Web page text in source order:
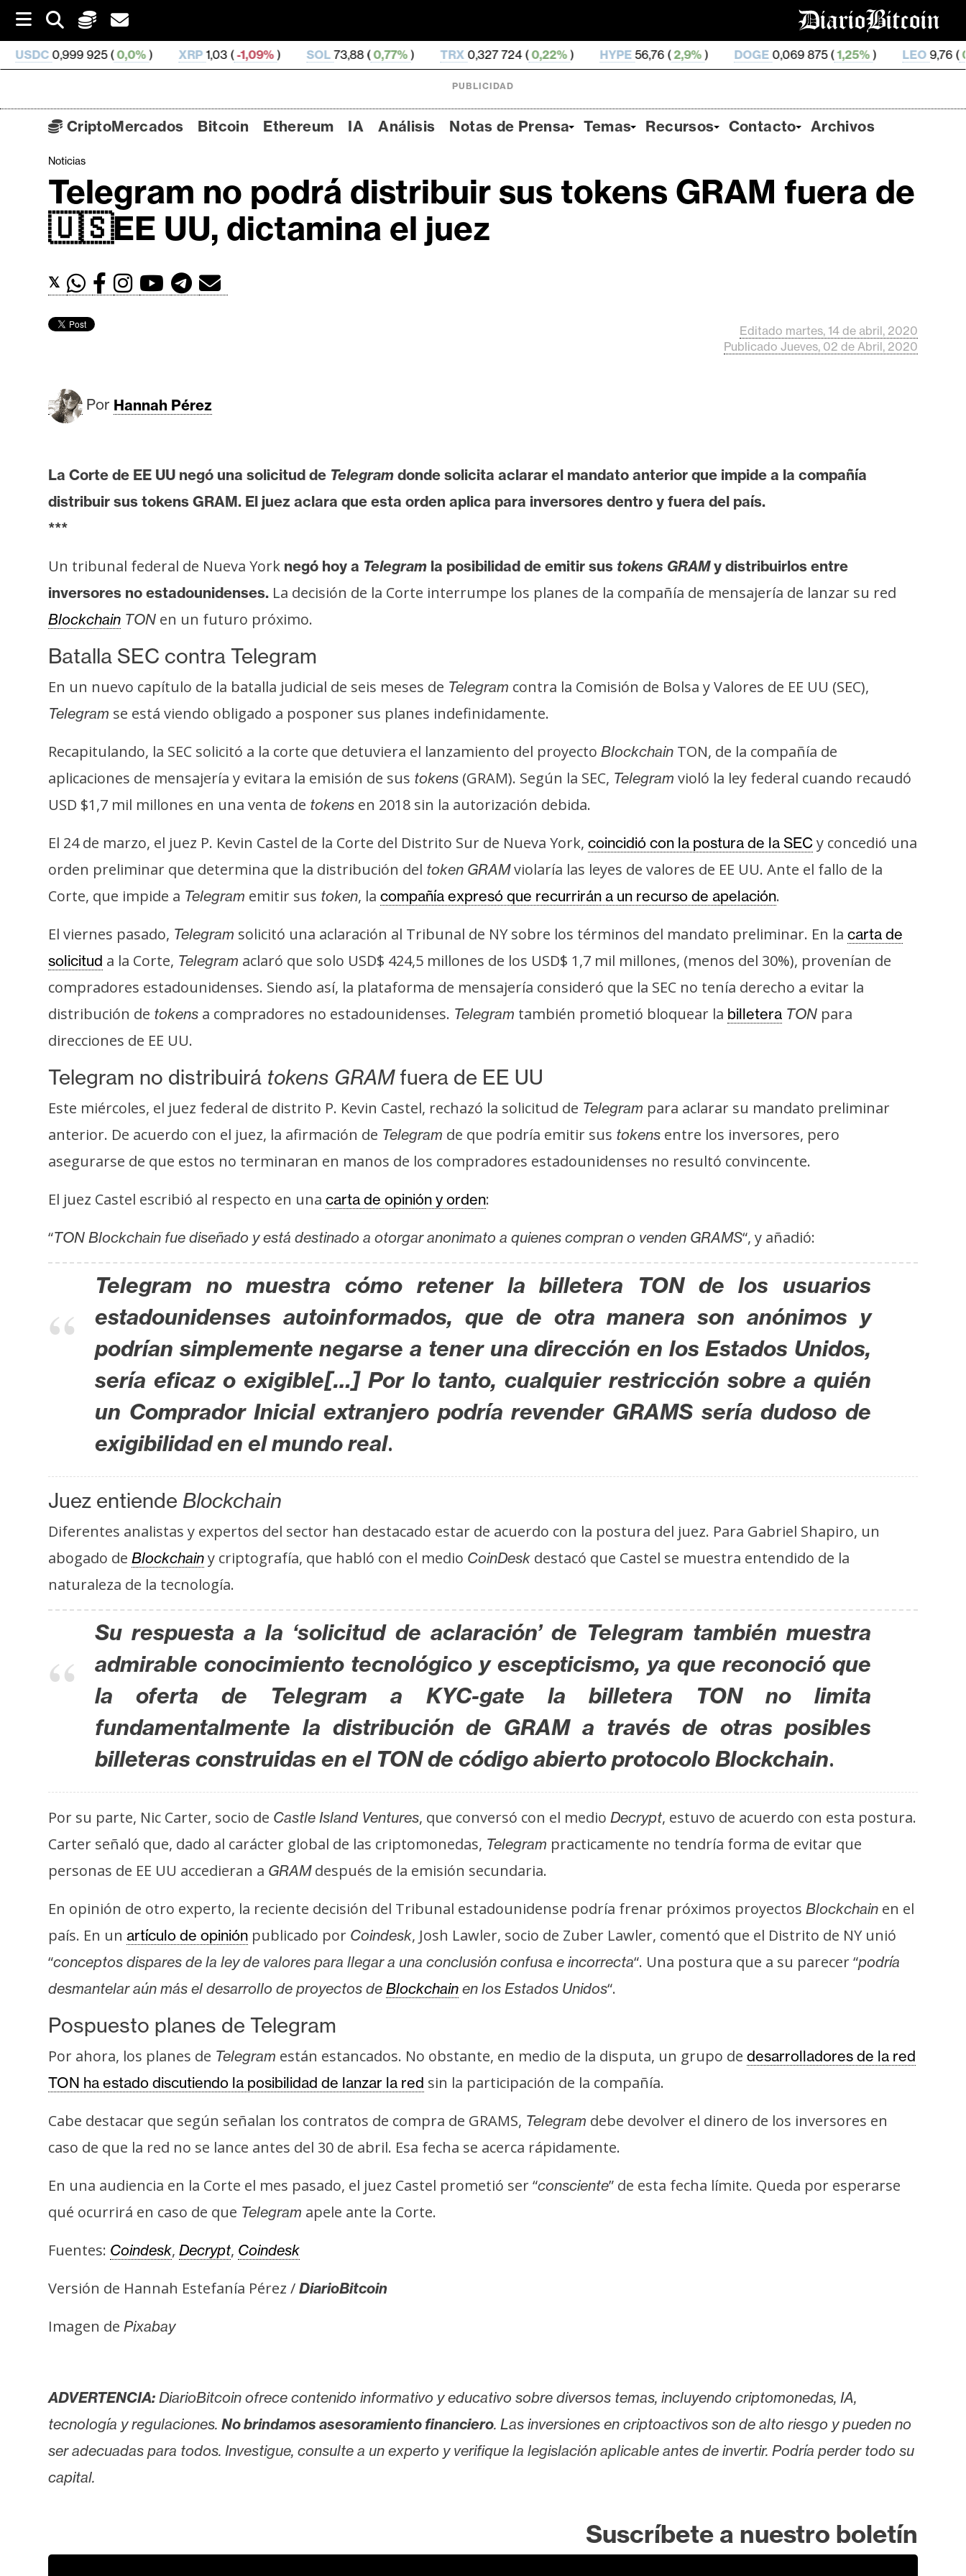
i
t
925 (0,0%) XRP1,03 ( -1,09%) SOL73,88 ( 0,77%) TRX0,327 724 (0,22%) HYPE56,76 ( 2,9%) DOGE0,069 875 (1,25%) LEO9,76 ( 0,2%)
C
r
i
t
M
r
o
s
B
t
c
i
n
t
h
e
r
u
m
A
A
á
l
i
s
i
s
N
o
a
s
e
r
e
a
R
c
u
s
o
C
o
y
u
l
i
c
d
a
PUBLICIDAD
CriptoMercados Bitcoin Ethereum IA Análisis Notas de Prensa Temas Recursos Contacto Archivos
Noticias
Telegram no podrá distribuir sus tokens GRAM fuera de
🇺🇸EE UU, dictamina el juez
𝕏
Editado martes, 14 de abril, 2020
Publicado Jueves, 02 de Abril, 2020
Por Hannah Pérez
La Corte de EE UU negó una solicitud de Telegram donde solicita aclarar el mandato anterior que impide a la compañía
distribuir sus tokens GRAM. El juez aclara que esta orden aplica para inversores dentro y fuera del país.
***
Un tribunal federal de Nueva York negó hoy a Telegram la posibilidad de emitir sus tokens GRAMy distribuirlos entre
inversores no estadounidenses. La decisión de la Corte interrumpe los planes de la compañía de mensajería de lanzar su red
Blockchain TON en un futuro próximo.
Batalla SEC contra Telegram
En un nuevo capítulo de la batalla judicial de seis meses de Telegram contra la Comisión de Bolsa y Valores de EE UU (SEC),
Telegram se está viendo obligado a posponer sus planes indefinidamente.
Recapitulando, la SEC solicitó a la corte que detuviera el lanzamiento del proyecto Blockchain TON, de la compañía de
aplicaciones de mensajería y evitara la emisión de sus tokens (GRAM). Según la SEC, Telegram violó la ley federal cuando recaudó
USD $1,7 mil millones en una venta de tokens en 2018 sin la autorización debida.
El 24 de marzo, el juez P. Kevin Castel de la Corte del Distrito Sur de Nueva York, coincidió con la postura de la SEC y concedió una
orden preliminar que determina que la distribución del token GRAMviolaría las leyes de valores de EE UU. Ante el fallo de la
Corte, que impide a Telegram emitir sus token, la compañía expresó que recurrirán a un recurso de apelación.
El viernes pasado, Telegram solicitó una aclaración al Tribunal de NY sobre los términos del mandato preliminar. En la carta de
solicitud a la Corte, Telegram aclaró que solo USD$ 424,5 millones de los USD$ 1,7 mil millones, (menos del 30%), provenían de
compradores estadounidenses. Siendo así, la plataforma de mensajería consideró que la SEC no tenía derecho a evitar la
distribución de tokens a compradores no estadounidenses. Telegram también prometió bloquear la billetera TON para
direcciones de EE UU.
Telegram no distribuirá tokens GRAMfuera de EE UU
Este miércoles, el juez federal de distrito P. Kevin Castel, rechazó la solicitud de Telegram para aclarar su mandato preliminar
anterior. De acuerdo con el juez, la afirmación de Telegram de que podría emitir sus tokens entre los inversores, pero
asegurarse de que estos no terminaran en manos de los compradores estadounidenses no resultó convincente.
El juez Castel escribió al respecto en una carta de opinión y orden:
“TON Blockchain fue diseñado y está destinado a otorgar anonimato a quienes compran o venden GRAMS“, y añadió:
Telegram no muestra cómo retener la billetera TON de los usuarios
estadounidenses autoinformados, que de otra manera son anónimos y
podrían simplemente negarse a tener una dirección en los Estados Unidos,
sería eficaz o exigible[…] Por lo tanto, cualquier restricción sobre a quién
un Comprador Inicial extranjero podría revender GRAMS sería dudoso de
exigibilidad en el mundo real.
Juez entiende Blockchain
Diferentes analistas y expertos del sector han destacado estar de acuerdo con la postura del juez. Para Gabriel Shapiro, un
abogado de Blockchain y criptografía, que habló con el medio CoinDesk destacó que Castel se muestra entendido de la
naturaleza de la tecnología.
Su respuesta a la ‘solicitud de aclaración’ de Telegram también muestra
admirable conocimiento tecnológico y escepticismo, ya que reconoció que
la oferta de Telegram a KYC-gate la billetera TON no limita
fundamentalmente la distribución de GRAM a través de otras posibles
billeteras construidas en el TON de código abierto protocolo Blockchain.
Por su parte, Nic Carter, socio de Castle Island Ventures, que conversó con el medio Decrypt, estuvo de acuerdo con esta postura.
Carter señaló que, dado al carácter global de las criptomonedas, Telegram practicamente no tendría forma de evitar que
personas de EE UU accedieran a GRAMdespués de la emisión secundaria.
En opinión de otro experto, la reciente decisión del Tribunal estadounidense podría frenar próximos proyectos Blockchain en el
país. En un artículo de opinión publicado por Coindesk, Josh Lawler, socio de Zuber Lawler, comentó que el Distrito de NY unió
“conceptos dispares de la ley de valores para llegar a una conclusión confusa e incorrecta“. Una postura que a su parecer “podría
desmantelar aún más el desarrollo de proyectos de Blockchain en los Estados Unidos“.
Pospuesto planes de Telegram
Por ahora, los planes de Telegram están estancados. No obstante, en medio de la disputa, un grupo de desarrolladores de la red
TON ha estado discutiendo la posibilidad de lanzar la red sin la participación de la compañía.
Cabe destacar que según señalan los contratos de compra de GRAMS, Telegram debe devolver el dinero de los inversores en
caso de que la red no se lance antes del 30 de abril. Esa fecha se acerca rápidamente.
En una audiencia en la Corte el mes pasado, el juez Castel prometió ser “consciente” de esta fecha límite. Queda por esperarse
qué ocurrirá en caso de que Telegram apele ante la Corte.
Fuentes: Coindesk, Decrypt, Coindesk
Versión de Hannah Estefanía Pérez / DiarioBitcoin
Imagen de Pixabay
ADVERTENCIA: DiarioBitcoin ofrece contenido informativo y educativo sobre diversos temas, incluyendo criptomonedas, IA,
tecnología y regulaciones. No brindamos asesoramiento financiero. Las inversiones en criptoactivos son de alto riesgo y pueden no
ser adecuadas para todos. Investigue, consulte a un experto y verifique la legislación aplicable antes de invertir. Podría perder todo su
capital.
Suscríbete a nuestro boletín